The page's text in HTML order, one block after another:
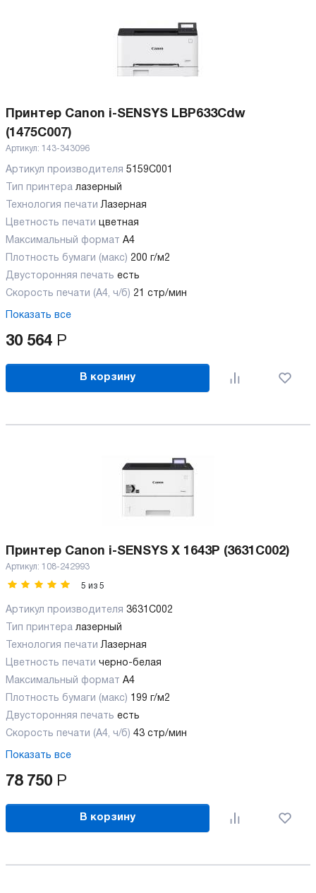
Принтер Canon i-SENSYS LBP633Cdw
(1475C007)
Артикул: 143-343096
Артикул производителя 5159C001
Тип принтера лазерный
Технология печати Лазерная
Цветность печати цветная
Максимальный формат А4
Плотность бумаги (макс) 200 г/м2
Двусторонняя печать есть
Скорость печати (А4, ч/б) 21 стр/мин
Показать все
30 564 Р
В корзину
Принтер Canon i-SENSYS X 1643P (3631C002)
Артикул: 108-242993
5 из 5
Артикул производителя 3631C002
Тип принтера лазерный
Технология печати Лазерная
Цветность печати черно-белая
Максимальный формат А4
Плотность бумаги (макс) 199 г/м2
Двусторонняя печать есть
Скорость печати (А4, ч/б) 43 стр/мин
Показать все
78 750 Р
В корзину